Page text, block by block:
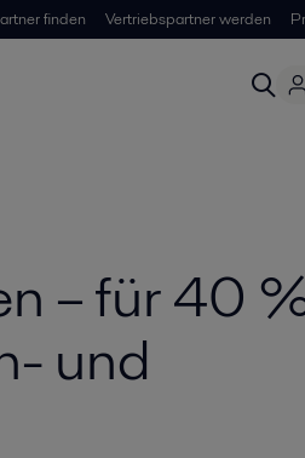
finden Vertriebspartner werden
– für 40
und